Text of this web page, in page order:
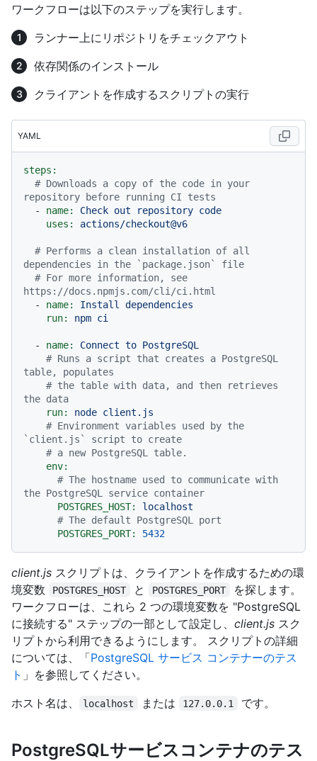
ワークフローは以下のステップを実行します。
ランナー上にリポジトリをチェックアウト
依存関係のインストール
クライアントを作成するスクリプトの実行
YAML
steps:
# Downloads a copy of the code in your
repository before running CI tests
-
name: Check out repository code
uses:
actions/checkout@v6
# Performs a clean installation of all
dependencies in the `package.json` file
# For more information, see
https://docs.npmjs.com/cli/ci.html
-
name: Install
dependencies
run:
npm ci
- name: Connect to PostgreSQL
# Runs a script that creates a PostgreSQL
table, populates
# the table with data, and then retrieves
the data
run:
node client.js
# Environment variables used by the
`client.js` script to create
# a new PostgreSQL table.
env:
# The hostname used to communicate with
the PostgreSQL service container
POSTGRES_HOST:
localhost
# The default PostgreSQL port
POSTGRES_PORT:
5432
client.js スクリプトは、クライアントを作成するための環
境変数
POSTGRES_HOST と POSTGRES_PORT
を探します。
ワークフローは、これら 2 つの環境変数を "PostgreSQL
に接続する" ステップの一部として設定し、 client.js スク
リプトから利用できるようにします。 スクリプトの詳細
については、「PostgreSQL サービス コンテナーのテス
ト 」を参照してください。
ホスト名は、
localhost または 127.0.0.1 です。
PostgreSQLサービスコンテナのテス